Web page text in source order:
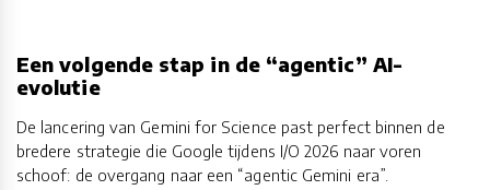
Een volgende stap in de “agentic” AI-
evolutie
De lancering van Gemini for Science past perfect binnen de
bredere strategie die Google tijdens I/O 2026 naar voren
schoof: de overgang naar een “agentic Gemini era”.